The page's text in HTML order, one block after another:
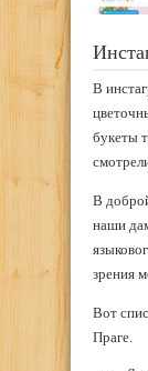
В
букеты
В
наши
зрения
Вот
Праге.